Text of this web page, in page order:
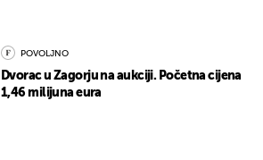
POVOLJNO
Dvorac u Zagorju na aukciji. Početna cijena
1,46 milijuna eura